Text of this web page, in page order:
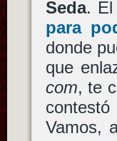
Seda. El
para
donde
que
com, te
Vamos,